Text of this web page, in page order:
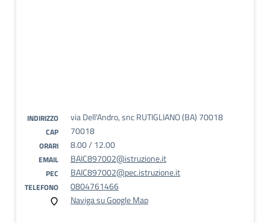
INDIRIZZO via Dell'Andro, snc RUTIGLIANO (BA) 70018
CAP 70018
ORARI 8.00 / 12.00
EMAIL BAIC897002@istruzione.it
PEC BAIC897002@pec.istruzione.it
TELEFONO
0804761466
Naviga su Google Map